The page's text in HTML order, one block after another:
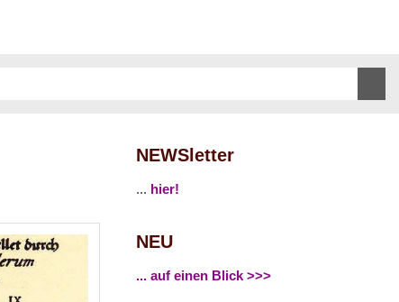
NEWSletter
... hier!
NEU
... auf einen Blick >>>